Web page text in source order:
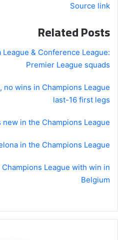
Source link
Related Posts
& Conference League:
Premier League squads
no wins in Champions League
last-16 first legs
new in the Champions League?
in the Champions League
League with win in
Belgium